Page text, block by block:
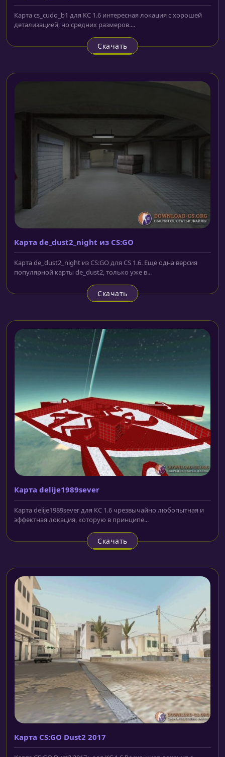
Карта cs_cudo_b1 для КС 1.6 интересная локация с хорошей
детализацией, но средних размеров....
Скачать
Карта de_dust2_night из CS:GO
Карта de_dust2_night из CS:GO для CS 1.6. Еще одна версия
популярной карты de_dust2, только уже в...
Скачать
Карта delije1989sever
Карта delije1989sever для КС 1.6 чрезвычайно любопытная и
эффектная локация, которую в принципе...
Скачать
Карта CS:GO Dust2 2017